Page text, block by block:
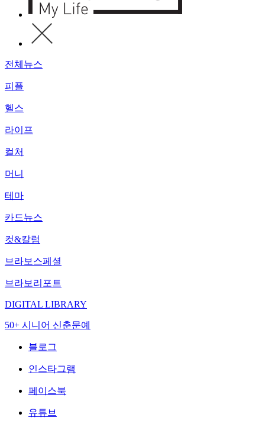
전체뉴스
피플
헬스
라이프
컬처
머니
테마
카드뉴스
컷&칼럼
브라보스페셜
브라보리포트
DIGITAL LIBRARY
50+ 시니어 신춘문예
블로그
인스타그램
페이스북
유튜브